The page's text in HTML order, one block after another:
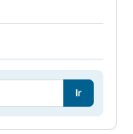
Ir